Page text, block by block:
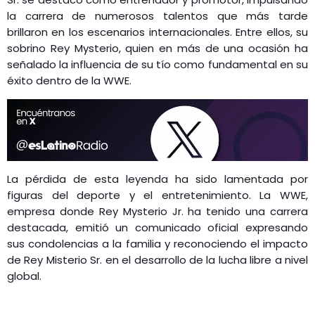
la carrera de numerosos talentos que más tarde
brillaron en los escenarios internacionales. Entre ellos, su
sobrino Rey Mysterio, quien en más de una ocasión ha
señalado la influencia de su tío como fundamental en su
éxito dentro de la WWE.
La pérdida de esta leyenda ha sido lamentada por
figuras del deporte y el entretenimiento. La WWE,
empresa donde Rey Mysterio Jr. ha tenido una carrera
destacada, emitió un comunicado oficial expresando
sus condolencias a la familia y reconociendo el impacto
de Rey Misterio Sr. en el desarrollo de la lucha libre a nivel
global.